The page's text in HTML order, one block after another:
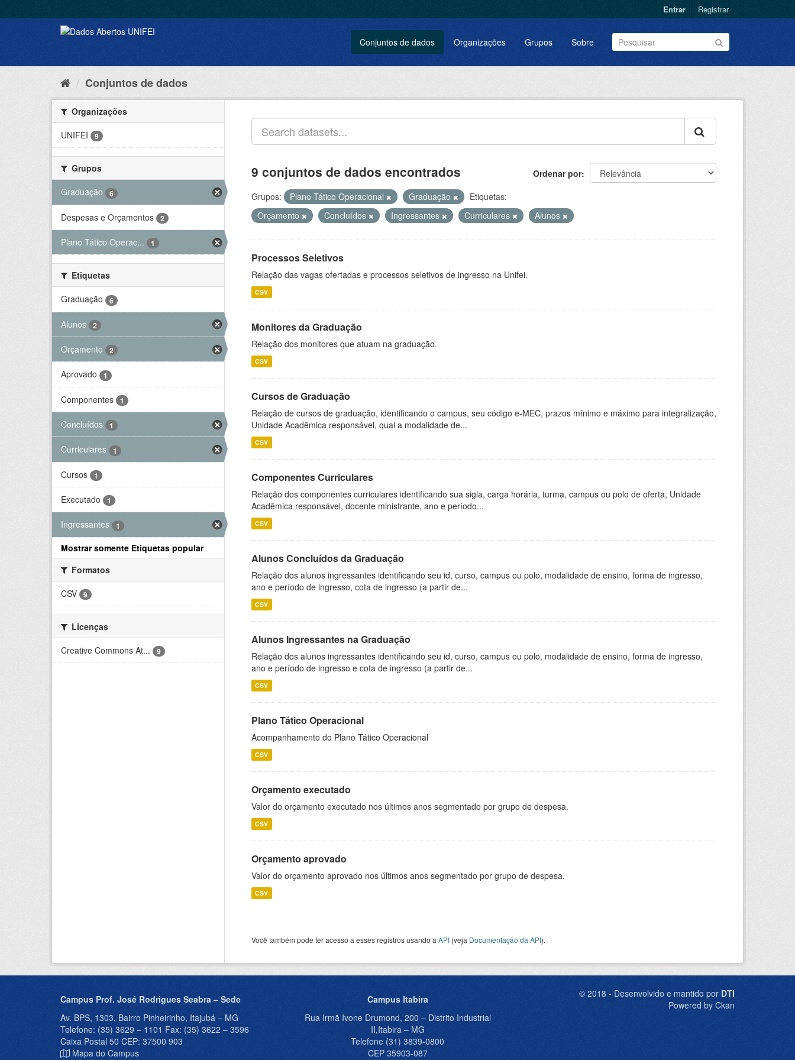
Entrar Registrar
Conjuntos de dados Organizações Grupos Sobre
Conjuntos de dados
Organizações
UNIFEI
9
Grupos
Graduação
6
Despesas e Orçamentos 2
Plano Tático Operac... 1
Etiquetas
Graduação
6
Alunos 2
Orçamento 2
Aprovado 1
Componentes 1
Concluídos 1
Curriculares 1
Cursos 1
Executado 1
Ingressantes 1
Mostrar somente Etiquetas popular
Formatos
CSV
9
Licenças
Creative Commons At...
9
Ordenar por
9 conjuntos de dados encontrados
Grupos: Plano Tático Operacional Graduação
Etiquetas:
Orçamento
Concluídos Ingressantes Curriculares Alunos
Processos Seletivos
Relação das vagas ofertadas e processos seletivos de ingresso na Unifei.
CSV
Monitores da Graduação
Relação dos monitores que atuam na graduação.
CSV
Cursos de Graduação
Relação de cursos de graduação, identificando o campus, seu código e-MEC, prazos mínimo e máximo para integralização,
Unidade Acadêmica responsável, qual a modalidade de...
CSV
Componentes Curriculares
Relação dos componentes curriculares identificando sua sigla, carga horária, turma, campus ou polo de oferta, Unidade
Acadêmica responsável, docente ministrante, ano e período...
CSV
Alunos Concluídos da Graduação
Relação dos alunos ingressantes identificando seu id, curso, campus ou polo, modalidade de ensino, forma de ingresso,
ano e período de ingresso, cota de ingresso (a partir de...
CSV
Alunos Ingressantes na Graduação
Relação dos alunos ingressantes identificando seu id, curso, campus ou polo, modalidade de ensino, forma de ingresso,
ano e período de ingresso e cota de ingresso (a partir de...
CSV
Plano Tático Operacional
Acompanhamento do Plano Tático Operacional
CSV
Orçamento executado
Valor do orçamento executado nos últimos anos segmentado por grupo de despesa.
CSV
Orçamento aprovado
Valor do orçamento aprovado nos últimos anos segmentado por grupo de despesa.
CSV
Você também pode ter acesso a esses registros usando a API (veja Documentação da API).
Campus Prof. José Rodrigues Seabra – Sede
Av. BPS, 1303, Bairro Pinheirinho, Itajubá – MG
Telefone: (35) 3629 – 1101 Fax: (35) 3622 – 3596
Caixa Postal 50 CEP: 37500 903
Mapa do Campus
Campus Itabira
Rua Irmã Ivone Drumond, 200 – Distrito Industrial
II,Itabira – MG
Telefone (31) 3839-0800
CEP 35903-087
© 2018 - Desenvolvido e mantido por DTI
Powered by Ckan